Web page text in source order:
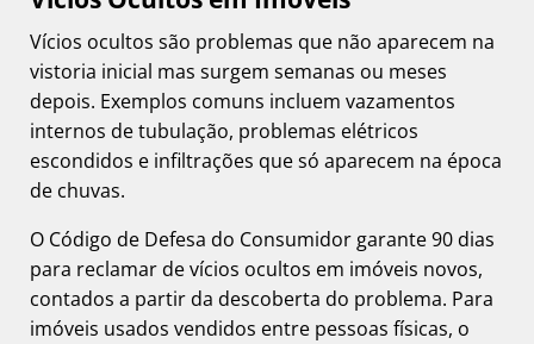
Vícios ocultos são problemas que não aparecem na
vistoria inicial mas surgem semanas ou meses
depois. Exemplos comuns incluem vazamentos
internos de tubulação, problemas elétricos
escondidos e infiltrações que só aparecem na época
de chuvas.
O Código de Defesa do Consumidor garante 90 dias
para reclamar de vícios ocultos em imóveis novos,
contados a partir da descoberta do problema. Para
imóveis usados vendidos entre pessoas físicas, o